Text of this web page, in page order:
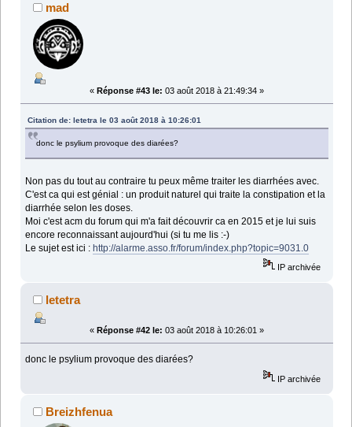
mad
« Réponse #43 le: 03 août 2018 à 21:49:34 »
Citation de: letetra le 03 août 2018 à 10:26:01
donc le psylium provoque des diarées?
Non pas du tout au contraire tu peux même traiter les diarrhées avec.
C'est ca qui est génial : un produit naturel qui traite la constipation et la
diarrhée selon les doses.
Moi c'est acm du forum qui m'a fait découvrir ca en 2015 et je lui suis
encore reconnaissant aujourd'hui (si tu me lis :-)
Le sujet est ici : http://alarme.asso.fr/forum/index.php?topic=9031.0
IP archivée
letetra
« Réponse #42 le: 03 août 2018 à 10:26:01 »
donc le psylium provoque des diarées?
IP archivée
Breizhfenua